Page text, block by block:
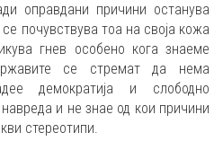
оправдани причини останува
почувствува тоа на своја кожа
гнев особено кога знаеме
се стремат да нема
демократија и слободно
и не знае од кои причини
стереотипи.